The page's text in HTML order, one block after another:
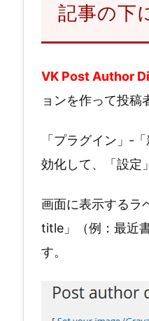
記事の下
VK Post Author
ョンを作って投稿
「プラグイン」‐
効化して、「設定
画面に表示する
title」（例：最近
す。